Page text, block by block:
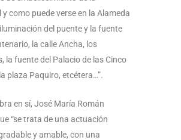
como puede verse en la Alameda
del puente y la fuente
la calle Ancha, los
la fuente del Palacio de las Cinco
plaza Paquiro, etcétera…”.
en sí, José María Román
“se trata de una actuación
y amable, con una